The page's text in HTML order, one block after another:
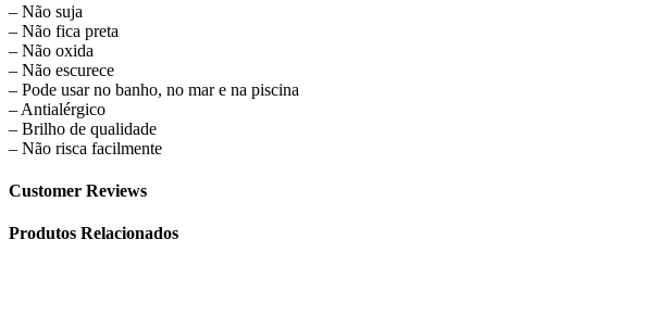
– Não suja
– Não fica preta
– Não oxida
– Não escurece
– Pode usar no banho, no mar e na piscina
– Antialérgico
– Brilho de qualidade
– Não risca facilmente
Customer Reviews
Produtos Relacionados